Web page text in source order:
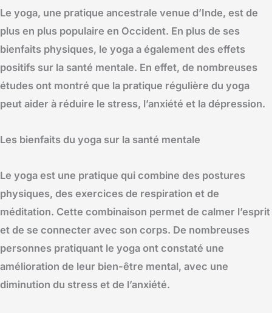
Le yoga, une pratique ancestrale venue d’Inde, est de
plus en plus populaire en Occident. En plus de ses
bienfaits physiques, le yoga a également des effets
positifs sur la santé mentale. En effet, de nombreuses
études ont montré que la pratique régulière du yoga
peut aider à réduire le stress, l’anxiété et la dépression.
Les bienfaits du yoga sur la santé mentale
Le yoga est une pratique qui combine des postures
physiques, des exercices de respiration et de
méditation. Cette combinaison permet de calmer l’esprit
et de se connecter avec son corps. De nombreuses
personnes pratiquant le yoga ont constaté une
amélioration de leur bien-être mental, avec une
diminution du stress et de l’anxiété.